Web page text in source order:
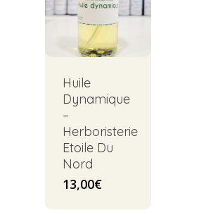
Huile
Dynamique
–
Herboristerie
Etoile Du
Nord
13,00€